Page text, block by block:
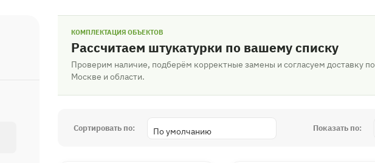
КОМПЛЕКТАЦИЯ ОБЪЕКТОВ
Рассчитаем штукатурки по вашему списку
Проверим наличие, подберём корректные замены и согласуем доставку по
Москве и области.
Сортировать по: Показать по: